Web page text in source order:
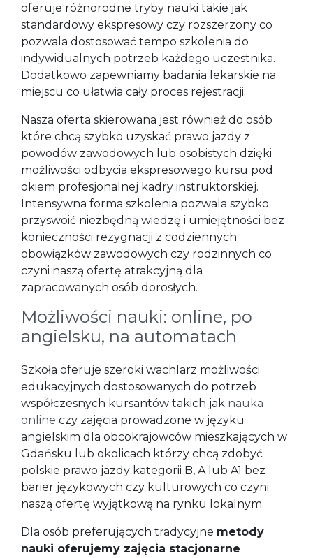
oferuje różnorodne tryby nauki takie jak
standardowy ekspresowy czy rozszerzony co
pozwala dostosować tempo szkolenia do
indywidualnych potrzeb każdego uczestnika.
Dodatkowo zapewniamy badania lekarskie na
miejscu co ułatwia cały proces rejestracji.
Nasza oferta skierowana jest również do osób
które chcą szybko uzyskać prawo jazdy z
powodów zawodowych lub osobistych dzięki
możliwości odbycia ekspresowego kursu pod
okiem profesjonalnej kadry instruktorskiej.
Intensywna forma szkolenia pozwala szybko
przyswoić niezbędną wiedzę i umiejętności bez
konieczności rezygnacji z codziennych
obowiązków zawodowych czy rodzinnych co
czyni naszą ofertę atrakcyjną dla
zapracowanych osób dorosłych.
Możliwości nauki: online, po
angielsku, na automatach
Szkoła oferuje szeroki wachlarz możliwości
edukacyjnych dostosowanych do potrzeb
współczesnych kursantów takich jak nauka
online czy zajęcia prowadzone w języku
angielskim dla obcokrajowców mieszkających w
Gdańsku lub okolicach którzy chcą zdobyć
polskie prawo jazdy kategorii B, A lub A1 bez
barier językowych czy kulturowych co czyni
naszą ofertę wyjątkową na rynku lokalnym.
Dla osób preferujących tradycyjne metody
nauki oferujemy zajęcia stacjonarne